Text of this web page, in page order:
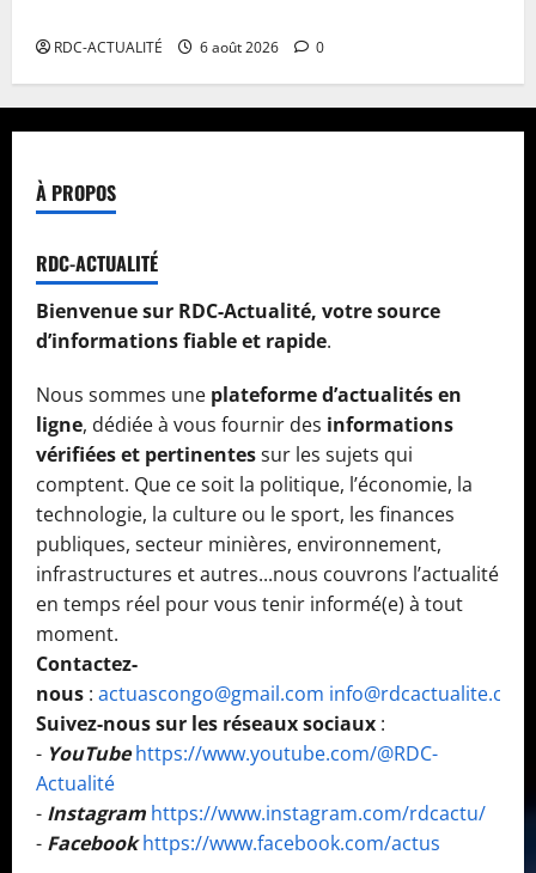
RDC-ACTUALITÉ 6 août 2026 0
À PROPOS
RDC-ACTUALITÉ
Bienvenue sur RDC-Actualité, votre source
d’informations fiable et rapide.
Nous sommes une plateforme d’actualités en
ligne, dédiée à vous fournir des informations
vérifiées et pertinentessur les sujets qui
comptent. Que ce soit la politique, l’économie, la
technologie, la culture ou le sport, les finances
publiques, secteur minières, environnement,
infrastructures et autres...nous couvrons l’actualité
en temps réel pour vous tenir informé(e) à tout
moment.
Contactez-
nous : actuascongo@gmail.com info@rdcactualite.com
Suivez-nous sur les réseaux sociaux :
- YouTube https://www.youtube.com/@RDC-
Actualité
- Instagram https://www.instagram.com/rdcactu/
- Facebook https://www.facebook.com/actus